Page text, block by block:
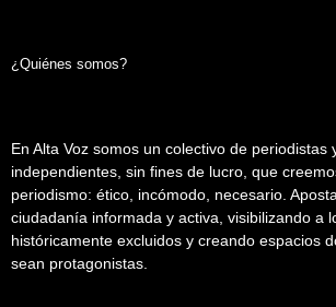
¿Quiénes somos?
En Alta Voz somos un colectivo de periodistas
independientes, sin fines de lucro, que
periodismo: ético, incómodo, necesario.
ciudadanía informada y activa, visibilizando a
históricamente excluidos y creando espacios
sean protagonistas.